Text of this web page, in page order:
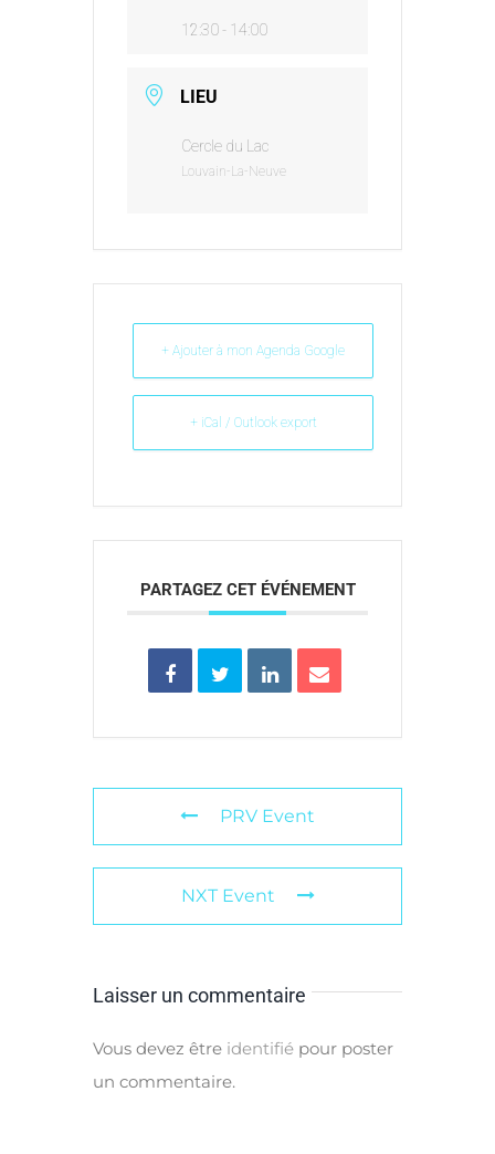
12:30 - 14:00
LIEU
Cercle du Lac
Louvain-La-Neuve
+ Ajouter à mon Agenda Google
+ iCal / Outlook export
PARTAGEZ CET ÉVÉNEMENT
PRV Event
NXT Event
Laisser un commentaire
Vous devez être identifié pour poster
un commentaire.